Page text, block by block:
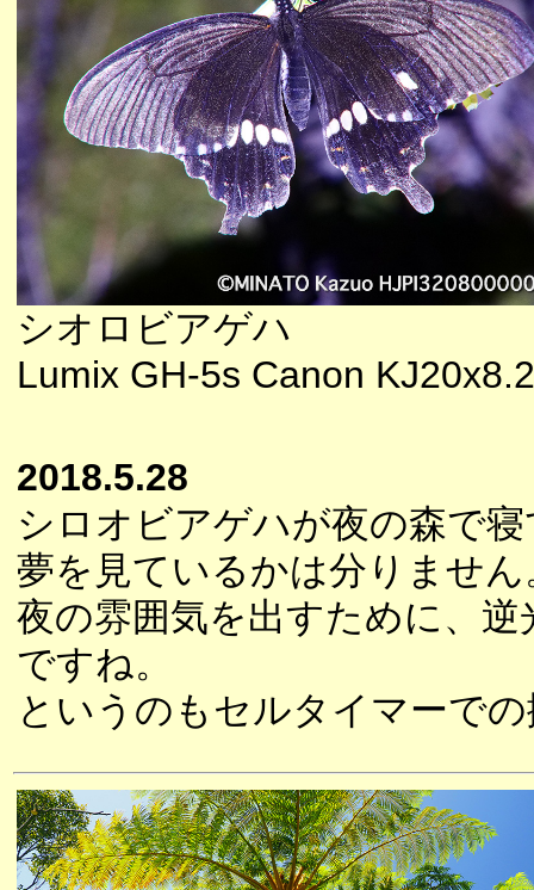
シオロビアゲハ
Lumix GH-5s Canon
2018.5.28
シロオビアゲハが夜の森で
夢を見ているかは分りません
夜の雰囲気を出すために、
ですね。
というのもセルタイマーで